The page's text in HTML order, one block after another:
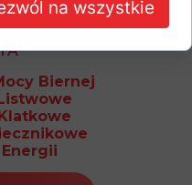
Biernej
na wszystkie